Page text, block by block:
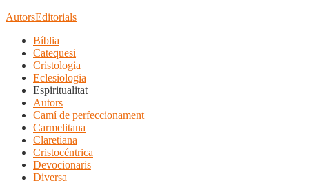
AutorsEditorials
Bíblia
Catequesi
Cristologia
Eclesiologia
Espiritualitat
Autors
Camí de perfeccionament
Carmelitana
Claretiana
Cristocéntrica
Devocionaris
Diversa